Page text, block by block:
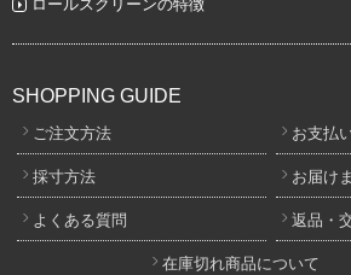
ロールスクリーンの特徴
SHOPPING GUIDE
ご注文方法 お支払
採寸方法 お届け
よくある質問 返品・
在庫切れ商品について